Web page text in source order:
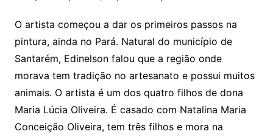
O artista começou a dar os primeiros passos na
pintura, ainda no Pará. Natural do município de
Santarém, Edinelson falou que a região onde
morava tem tradição no artesanato e possui muitos
animais. O artista é um dos quatro filhos de dona
Maria Lúcia Oliveira. É casado com Natalina Maria
Conceição Oliveira, tem três filhos e mora na